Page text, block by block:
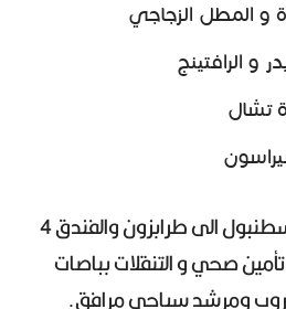
و المطل الزجاجي
و الرافتينج
تشال
الرحلة تشمل طيران من إسطنبول الى طرابزون والفندق 4
و تأمين صحي و التنقلات بباصات